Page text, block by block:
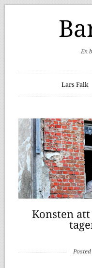
En
Lars Falk
Konsten